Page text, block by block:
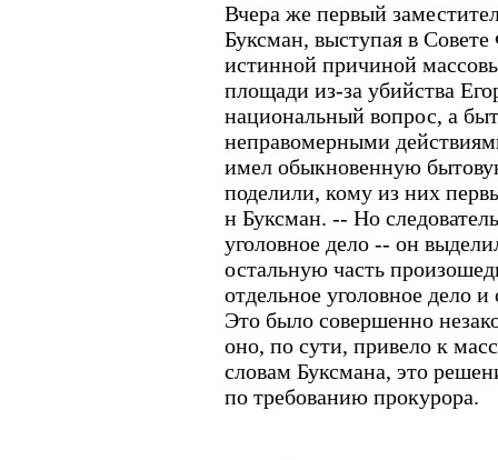
Вчера же первый
Буксман, выступая в
истинной причиной
площади из-за убийства
национальный вопрос, а
неправомерными
имел обыкновенную
поделили, кому из них
н Буксман. -- Но
уголовное дело -- он
остальную часть
отдельное уголовное дело
Это было совершенно
оно, по сути, привело к
словам Буксмана, это
по требованию прокурора.